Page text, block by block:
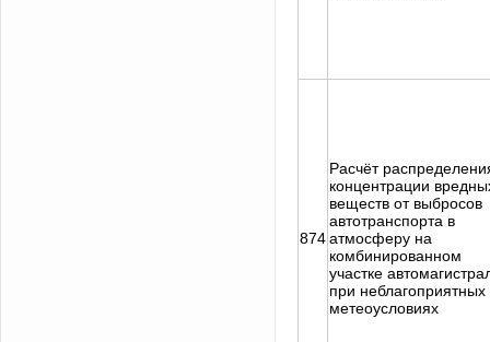
874
Расчёт
концентрации
веществ от выбросов
автотранспорта в
атмосферу на
комбинированном
участке
при неблагоприятных
метеоусловиях
Задать вопрос